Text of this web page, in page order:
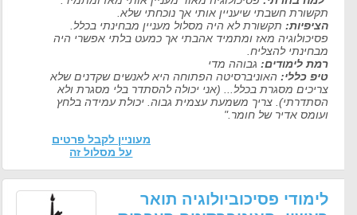
תקשורת חשבתי שיעניין אותי אך נוכחתי שלא.
הציפיות: תקשורת לא היה מסלול מעניין מבחינתי בכלל.
פסיכולוגיה מאז ומתמיד אהבתי אך כמעט בלתי אפשרי היה
מבחינתי להצליח.
רמת לימודים: גבוהה מדי
טיפ כללי: האוניברסיטה הפתוחה היא לאנשים שקדנים שלא
צריכים מסגרת בכלל... (אני יכולה להסתדר בלי מסגרת ולא
הסתדרתי). צריך משמעת עצמית גבוה. יכולת עמידה בלחץ
ועומס אדיר של חומר."
מעוניין לקבל פרטים
על מסלול זה
לימודי פסיכוביולוגיה תואר